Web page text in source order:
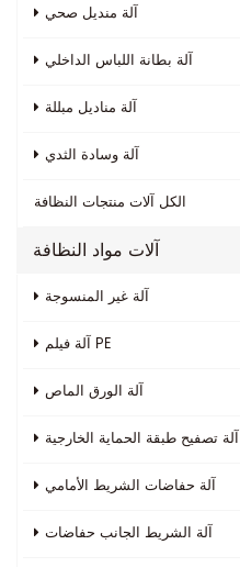
آلة منديل صحي
آلة بطانة اللباس الداخلي
آلة مناديل مبللة
آلة وسادة الثدي
الكل آلات منتجات النظافة
آلات مواد النظافة
آلة غير المنسوجة
آلة فيلم PE
آلة الورق الماص
آلة تصفيح طبقة الحماية الخارجية
آلة حفاضات الشريط الأمامي
آلة الشريط الجانب حفاضات